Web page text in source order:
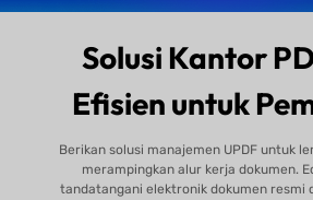
Solusi Kantor
Efisien untuk
Berikan solusi manajemen UPDF untuk
merampingkan alur kerja dokumen.
tandatangani elektronik dokumen resmi